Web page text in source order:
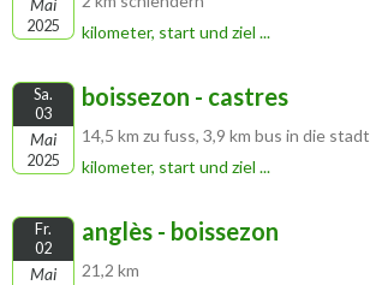
Mai
2025
kilometer, start und ziel ...
Sa.
03
Mai
2025
boissezon - castres
14,5 km zu fuss, 3,9 km bus in die stadt
kilometer, start und ziel ...
Fr.
02
Mai
anglès - boissezon
21,2 km